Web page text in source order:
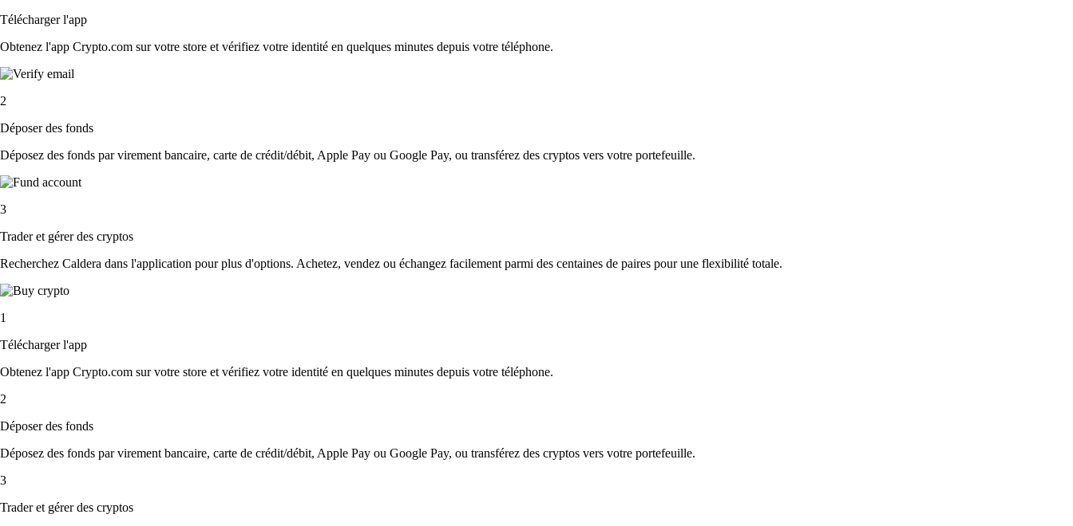
Télécharger l'app
Obtenez l'app Crypto.com sur votre store et vérifiez votre identité en quelques minutes depuis votre téléphone.
2
Déposer des fonds
Déposez des fonds par virement bancaire, carte de crédit/débit, Apple Pay ou Google Pay, ou transférez des cryptos vers votre portefeuille.
3
Trader et gérer des cryptos
Recherchez Caldera dans l'application pour plus d'options. Achetez, vendez ou échangez facilement parmi des centaines de paires pour une flexibilité totale.
1
Télécharger l'app
Obtenez l'app Crypto.com sur votre store et vérifiez votre identité en quelques minutes depuis votre téléphone.
2
Déposer des fonds
Déposez des fonds par virement bancaire, carte de crédit/débit, Apple Pay ou Google Pay, ou transférez des cryptos vers votre portefeuille.
3
Trader et gérer des cryptos